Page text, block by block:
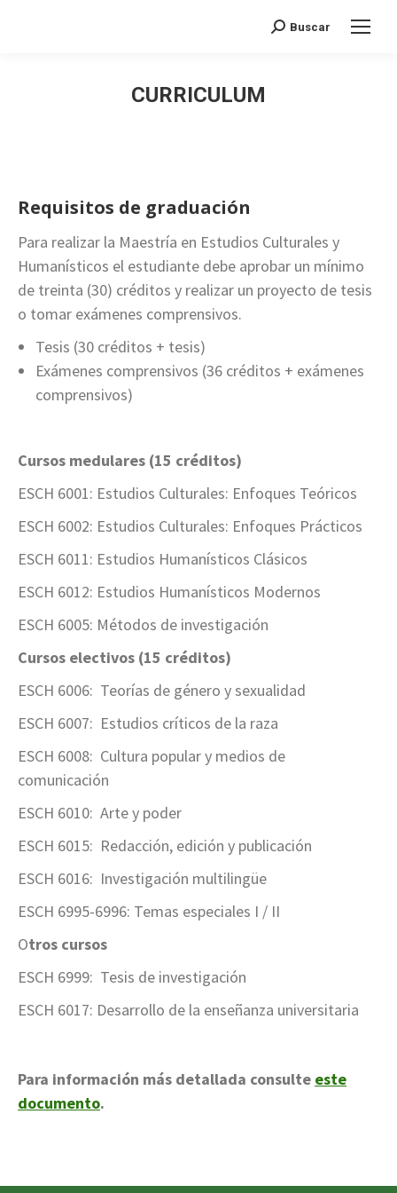
Search:
Buscar
CURRICULUM
Requisitos de graduación
Para realizar la Maestría en Estudios Culturales y
Humanísticos el estudiante debe aprobar un mínimo
de treinta (30) créditos y realizar un proyecto de tesis
o tomar exámenes comprensivos.
Tesis (30 créditos + tesis)
Exámenes comprensivos (36 créditos + exámenes
comprensivos)
Cursos medulares (15 créditos)
ESCH 6001: Estudios Culturales: Enfoques Teóricos
ESCH 6002: Estudios Culturales: Enfoques Prácticos
ESCH 6011: Estudios Humanísticos Clásicos
ESCH 6012: Estudios Humanísticos Modernos
ESCH 6005: Métodos de investigación
Cursos electivos (15 créditos)
ESCH 6006: Teorías de género y sexualidad
ESCH 6007: Estudios críticos de la raza
ESCH 6008: Cultura popular y medios de
comunicación
ESCH 6010: Arte y poder
ESCH 6015: Redacción, edición y publicación
ESCH 6016: Investigación multilingüe
ESCH 6995-6996: Temas especiales I / II
Otros cursos
ESCH 6999: Tesis de investigación
ESCH 6017: Desarrollo de la enseñanza universitaria
Para información más detallada consulte este
documento.